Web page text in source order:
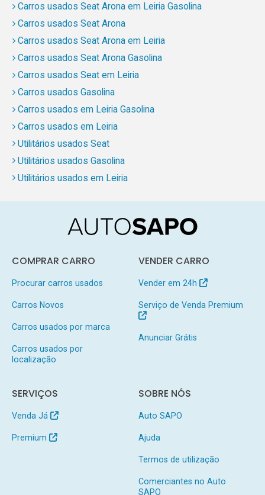
Carros usados Seat Arona em Leiria Gasolina
Carros usados Seat Arona
Carros usados Seat Arona em Leiria
Carros usados Seat Arona Gasolina
Carros usados Seat em Leiria
Carros usados Gasolina
Carros usados em Leiria Gasolina
Carros usados em Leiria
Utilitários usados Seat
Utilitários usados Gasolina
Utilitários usados em Leiria
COMPRAR CARRO
Procurar carros usados
Carros Novos
Carros usados por marca
Carros usados por
localização
VENDER CARRO
Vender em 24h
Serviço de Venda Premium
Anunciar Grátis
SERVIÇOS
Venda Já
Premium
SOBRE NÓS
Auto SAPO
Ajuda
Termos de utilização
Comerciantes no Auto
SAPO